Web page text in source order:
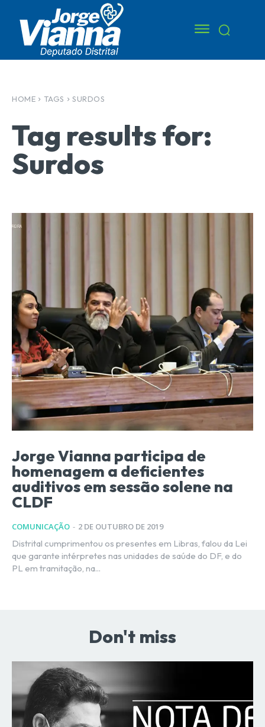
HOME TAGS SURDOS
Tag results for:
Surdos
Jorge Vianna participa de
homenagem a deficientes
auditivos em sessão solene na
CLDF
COMUNICAÇÃO - 2 DE OUTUBRO DE 2019
Distrital cumprimentou os presentes em Libras, falou da Lei
que garante intérpretes nas unidades de saúde do DF, e do
PL em tramitação, na...
Don't miss